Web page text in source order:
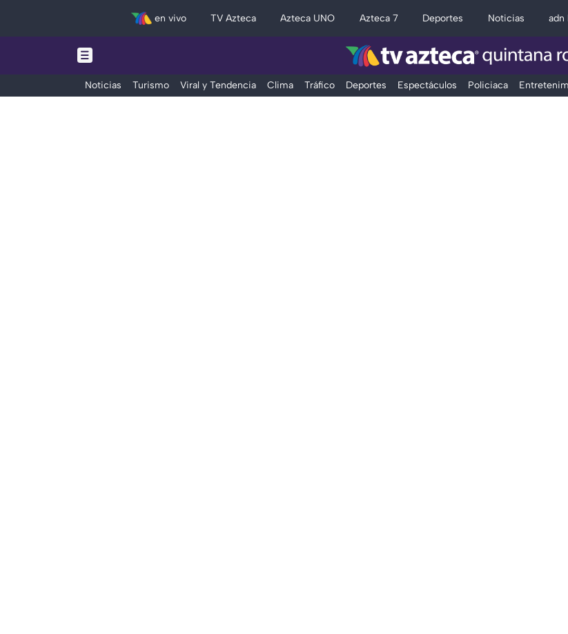
en vivo TV Azteca Azteca UNO Azteca 7 Deportes Noticias adn
Noticias Turismo Viral y Tendencia Clima Tráfico Deportes Espectáculos Policiaca